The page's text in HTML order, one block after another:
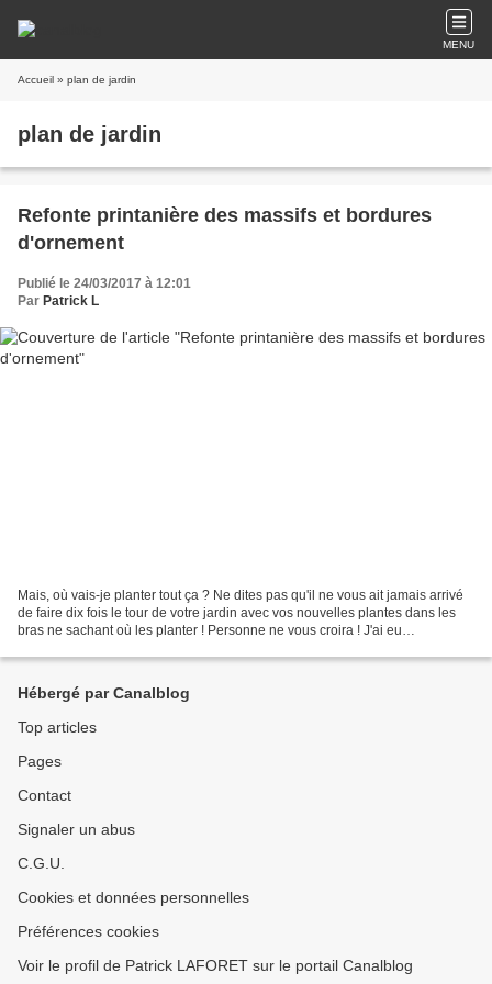
MENU
Accueil » plan de jardin
plan de jardin
Refonte printanière des massifs et bordures
d'ornement
Publié le 24/03/2017 à 12:01
Par Patrick L
Mais, où vais-je planter tout ça ? Ne dites pas qu'il ne vous ait jamais arrivé
de faire dix fois le tour de votre jardin avec vos nouvelles plantes dans les
bras ne sachant où les planter ! Personne ne vous croira ! J'ai eu
Hébergé par Canalblog
Top articles
Pages
Contact
Signaler un abus
C.G.U.
Cookies et données personnelles
Préférences cookies
Voir le profil de Patrick LAFORET sur le portail Canalblog